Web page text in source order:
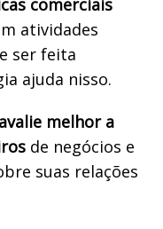
atividades
ser feita
ajuda nisso.
melhor a
de negócios e
suas relações